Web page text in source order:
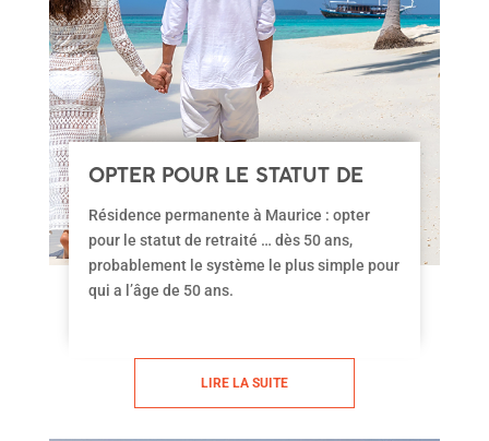
OPTER POUR LE STATUT DE
RETRAITÉ À MAURICE
Résidence permanente à Maurice : opter
pour le statut de retraité … dès 50 ans,
probablement le système le plus simple pour
qui a l’âge de 50 ans.
LIRE LA SUITE